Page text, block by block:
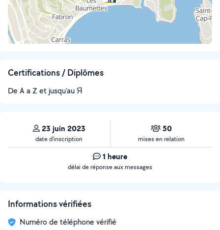
Certifications / Diplômes
De A a Z et jusqu'au Я
23 juin 2023
date d’inscription
50
mises en relation
1 heure
délai de réponse aux messages
Informations vérifiées
Numéro de téléphone vérifié